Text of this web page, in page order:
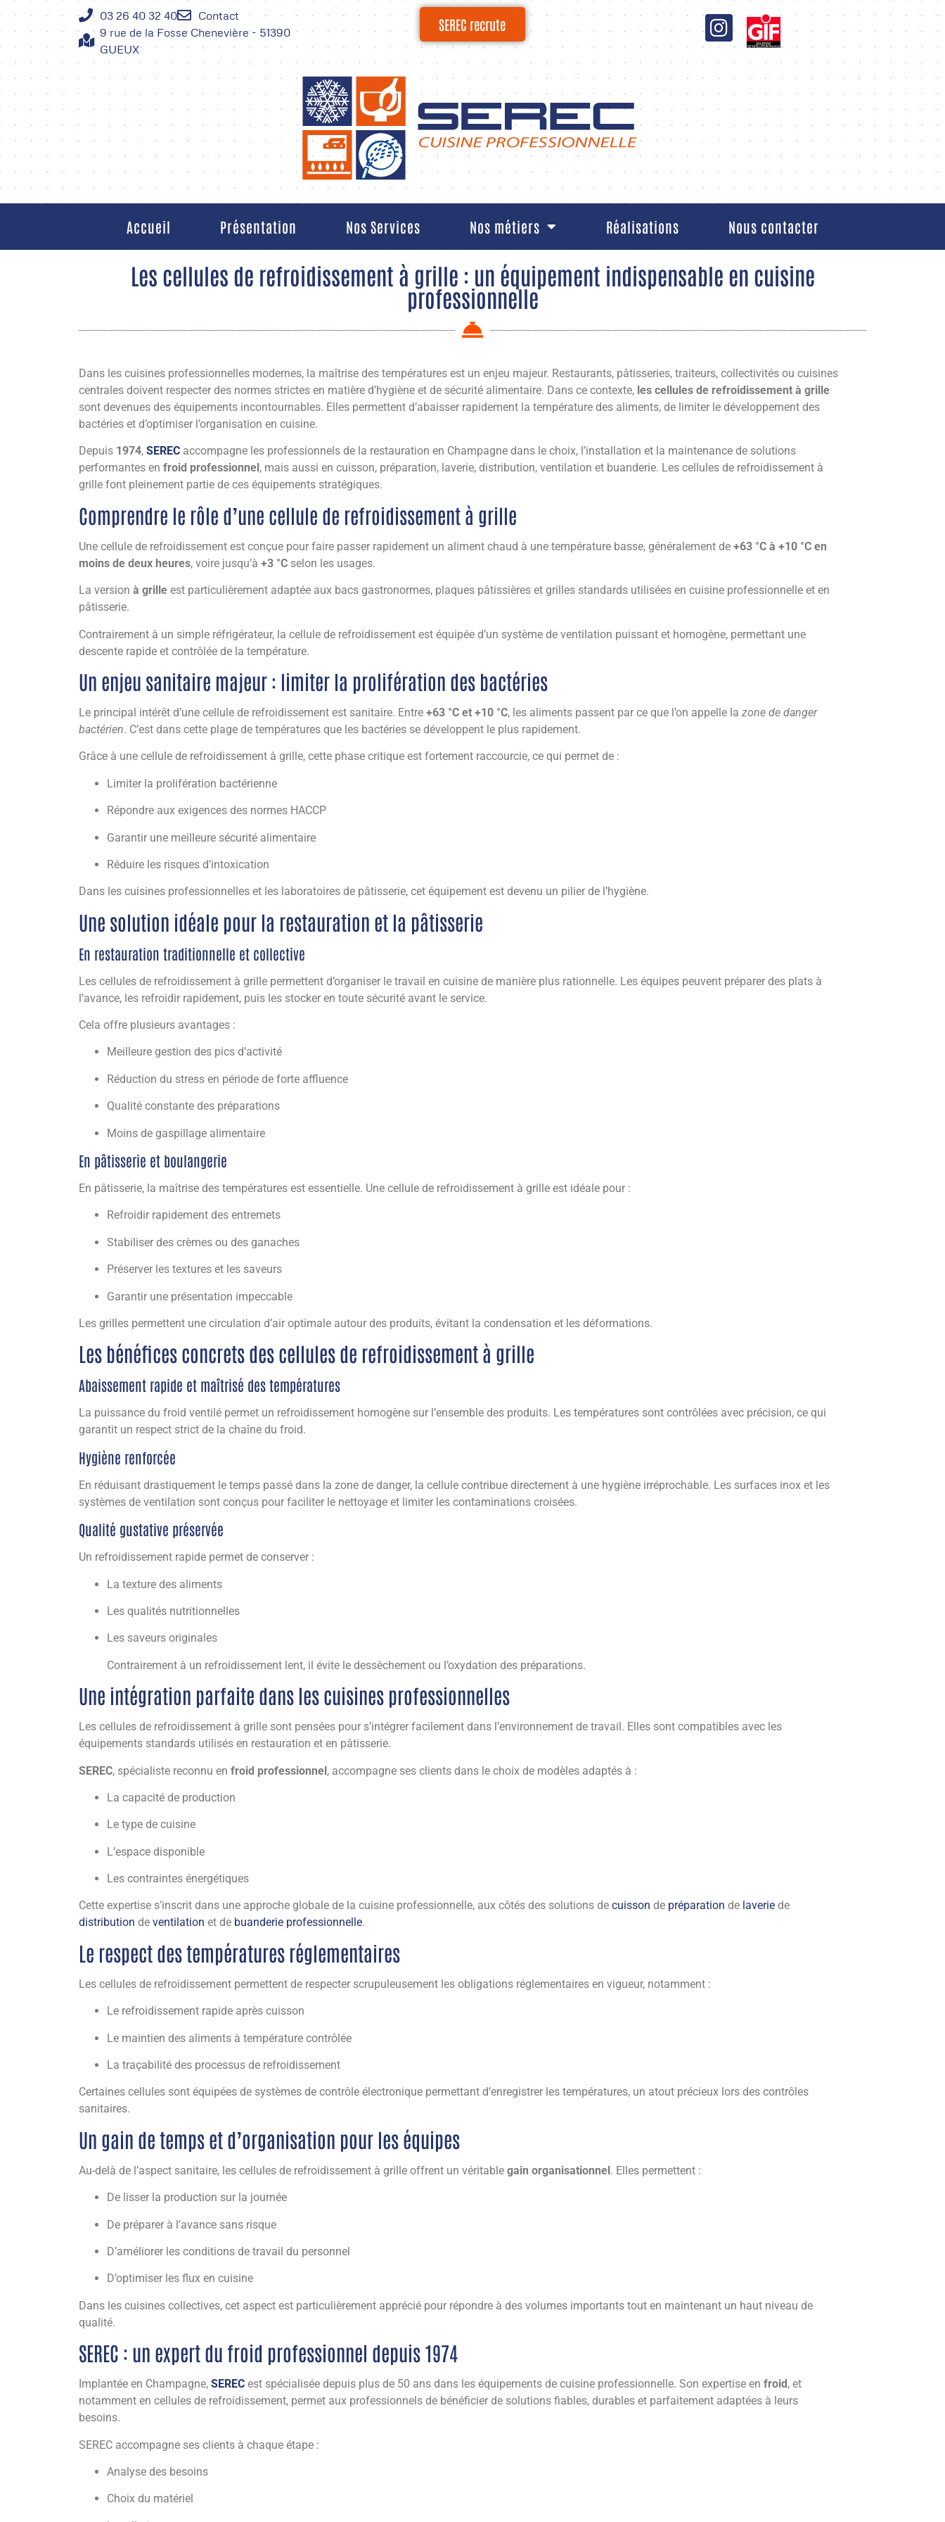
03 26 40 32 40
Contact
9 rue de la Fosse Chenevière - 51390
GUEUX
SEREC recrute
Accueil Présentation Nos Services Nos métiers Réalisations Nous contacter
Les cellules de refroidissement à grille : un équipement indispensable en cuisine
professionnelle
Dans les cuisines professionnelles modernes, la maîtrise des températures est un enjeu majeur. Restaurants, pâtisseries, traiteurs, collectivités ou cuisines
centrales doivent respecter des normes strictes en matière d’hygiène et de sécurité alimentaire. Dans ce contexte, les cellules de refroidissement à grille
sont devenues des équipements incontournables. Elles permettent d’abaisser rapidement la température des aliments, de limiter le développement des
bactéries et d’optimiser l’organisation en cuisine.
Depuis 1974, SEREC accompagne les professionnels de la restauration en Champagne dans le choix, l’installation et la maintenance de solutions
performantes en froid professionnel , mais aussi en cuisson, préparation, laverie, distribution, ventilation et buanderie. Les cellules de refroidissement à
grille font pleinement partie de ces équipements stratégiques.
Comprendre le rôle d’une cellule de refroidissement à grille
Une cellule de refroidissement est conçue pour faire passer rapidement un aliment chaud à une température basse, généralement de +63 °C à +10 °C en
moins de deux heures, voire jusqu’à +3 °C selon les usages.
La version à grille est particulièrement adaptée aux bacs gastronormes, plaques pâtissières et grilles standards utilisées en cuisine professionnelle et en
pâtisserie.
Contrairement à un simple réfrigérateur, la cellule de refroidissement est équipée d’un système de ventilation puissant et homogène, permettant une
descente rapide et contrôlée de la température.
Un enjeu sanitaire majeur : limiter la prolifération des bactéries
Le principal intérêt d’une cellule de refroidissement est sanitaire. Entre +63 °C et +10 °C, les aliments passent par ce que l’on appelle la zone de danger
bactérien. C’est dans cette plage de températures que les bactéries se développent le plus rapidement.
Grâce à une cellule de refroidissement à grille, cette phase critique est fortement raccourcie, ce qui permet de :
Limiter la prolifération bactérienne
Répondre aux exigences des normes HACCP
Garantir une meilleure sécurité alimentaire
Réduire les risques d’intoxication
Dans les cuisines professionnelles et les laboratoires de pâtisserie, cet équipement est devenu un pilier de l’hygiène.
Une solution idéale pour la restauration et la pâtisserie
En restauration traditionnelle et collective
Les cellules de refroidissement à grille permettent d’organiser le travail en cuisine de manière plus rationnelle. Les équipes peuvent préparer des plats à
l’avance, les refroidir rapidement, puis les stocker en toute sécurité avant le service.
Cela offre plusieurs avantages :
Meilleure gestion des pics d’activité
Réduction du stress en période de forte affluence
Qualité constante des préparations
Moins de gaspillage alimentaire
En pâtisserie et boulangerie
En pâtisserie, la maîtrise des températures est essentielle. Une cellule de refroidissement à grille est idéale pour :
Refroidir rapidement des entremets
Stabiliser des crèmes ou des ganaches
Préserver les textures et les saveurs
Garantir une présentation impeccable
Les grilles permettent une circulation d’air optimale autour des produits, évitant la condensation et les déformations.
Les bénéfices concrets des cellules de refroidissement à grille
Abaissement rapide et maîtrisé des températures
La puissance du froid ventilé permet un refroidissement homogène sur l’ensemble des produits. Les températures sont contrôlées avec précision, ce qui
garantit un respect strict de la chaîne du froid.
Hygiène renforcée
En réduisant drastiquement le temps passé dans la zone de danger, la cellule contribue directement à une hygiène irréprochable. Les surfaces inox et les
systèmes de ventilation sont conçus pour faciliter le nettoyage et limiter les contaminations croisées.
Qualité gustative préservée
Un refroidissement rapide permet de conserver :
La texture des aliments
Les qualités nutritionnelles
Les saveurs originales
Contrairement à un refroidissement lent, il évite le dessèchement ou l’oxydation des préparations.
Une intégration parfaite dans les cuisines professionnelles
Les cellules de refroidissement à grille sont pensées pour s’intégrer facilement dans l’environnement de travail. Elles sont compatibles avec les
équipements standards utilisés en restauration et en pâtisserie.
SEREC, spécialiste reconnu en froid professionnel, accompagne ses clients dans le choix de modèles adaptés à :
La capacité de production
Le type de cuisine
L’espace disponible
Les contraintes énergétiques
Cette expertise s’inscrit dans une approche globale de la cuisine professionnelle, aux côtés des solutions de cuisson de préparation de laverie de
distribution de ventilation et de buanderie professionnelle.
Le respect des températures réglementaires
Les cellules de refroidissement permettent de respecter scrupuleusement les obligations réglementaires en vigueur, notamment :
Le refroidissement rapide après cuisson
Le maintien des aliments à température contrôlée
La traçabilité des processus de refroidissement
Certaines cellules sont équipées de systèmes de contrôle électronique permettant d’enregistrer les températures, un atout précieux lors des contrôles
sanitaires.
Un gain de temps et d’organisation pour les équipes
Au-delà de l’aspect sanitaire, les cellules de refroidissement à grille offrent un véritable gain organisationnel. Elles permettent :
De lisser la production sur la journée
De préparer à l’avance sans risque
D’améliorer les conditions de travail du personnel
D’optimiser les flux en cuisine
Dans les cuisines collectives, cet aspect est particulièrement apprécié pour répondre à des volumes importants tout en maintenant un haut niveau de
qualité.
SEREC : un expert du froid professionnel depuis 1974
Implantée en Champagne, SEREC est spécialisée depuis plus de 50 ans dans les équipements de cuisine professionnelle. Son expertise en froid, et
notamment en cellules de refroidissement, permet aux professionnels de bénéficier de solutions fiables, durables et parfaitement adaptées à leurs
besoins.
SEREC accompagne ses clients à chaque étape :
Analyse des besoins
Choix du matériel